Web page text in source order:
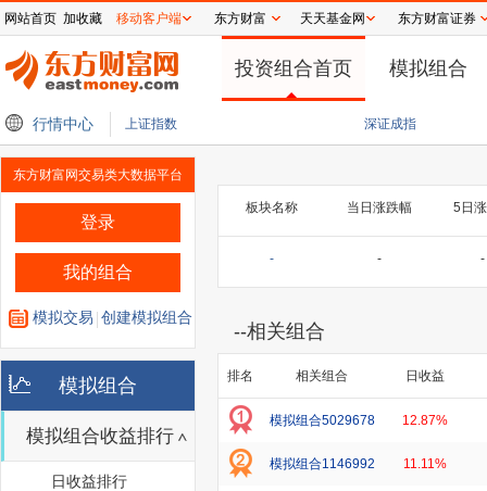
网站首页 加收藏 移动客户端 东方财富 天天基金网 东方财富证券
投资组合首页 模拟组合
行情中心 上证指数 深证成指
块进一步扩大跌幅 SK海力士下跌5% 【新华解读】7月外贸进出口观察：AI与
东方财富网交易类大数据平台
登录
我的组合
模拟交易 创建模拟组合
模拟组合
模拟组合收益排行
日收益排行
板块名称 当日涨跌幅 5日
- - -
--相关组合
排名 相关组合 日收益
模拟组合5029678 12.87%
模拟组合1146992 11.11%